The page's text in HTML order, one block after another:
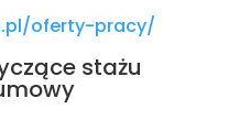
oferty-pracy/
stażu